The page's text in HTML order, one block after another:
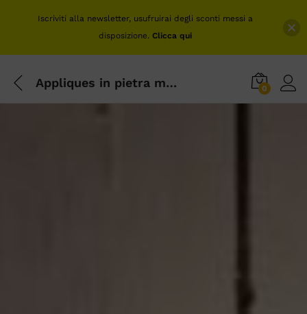
Appliques in pietra moderne per un’illuminazione perfetta 0
Iscriviti alla newsletter, usufruirai degli sconti messi a
disposizione. Clicca qui